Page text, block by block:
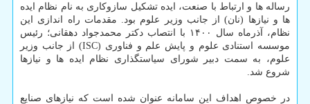
رساله ها و ارتباط با صنعت، ایده تشکیل سازوکاری به نام نظام ایده
ها و نیازها (نان) از جانب وزیر علوم بود. مقدمات راه اندازی این
نظام، آذرماه سال ۱۴۰۰ با انتصاب دکتر محمدجواد دهقانی؛ رئیس
موسسه استنادی علوم و پایش علم و فناوری (ISC) از جانب وزیر
علوم، به سمت دبیر شورای سیاستگذاری نظام ایده ها و نیازها
شروع شد.
در خصوص اهداف این سامانه عنوان شده است که نیازهای صنایع